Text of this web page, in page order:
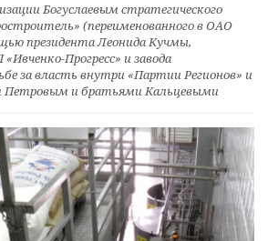
Богуслаевым стратегического
(переименованного в ОАО
президента Леонида Кучмы,
Прогресс» и завода
за власть внутри «Партии Регионов» и
Петровым и братьями Кальцевыми